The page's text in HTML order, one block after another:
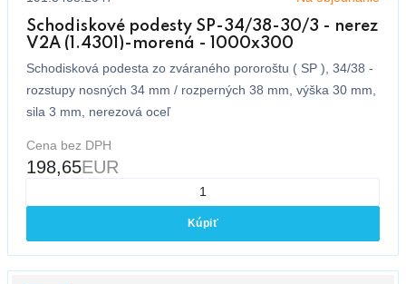
Schodiskové podesty SP-34/38-30/3 - nerez
V2A (1.4301)-morená - 1000x300
Schodisková podesta zo zváraného pororoštu ( SP ), 34/38 -
rozstupy nosných 34 mm / rozperných 38 mm, výška 30 mm,
sila 3 mm, nerezová oceľ
Cena bez DPH
198,65EUR
Kúpiť